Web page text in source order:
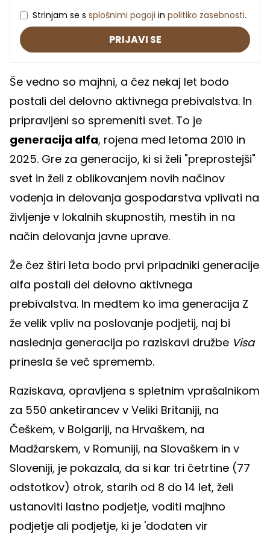
Strinjam se s splošnimi pogoji in politiko zasebnosti.
PRIJAVI SE
Še vedno so majhni, a čez nekaj let bodo
postali del delovno aktivnega prebivalstva. In
pripravljeni so spremeniti svet. To je
generacija alfa, rojena med letoma 2010 in
2025. Gre za generacijo, ki si želi "preprostejši"
svet in želi z oblikovanjem novih načinov
vodenja in delovanja gospodarstva vplivati na
življenje v lokalnih skupnostih, mestih in na
način delovanja javne uprave.
Že čez štiri leta bodo prvi pripadniki generacije
alfa postali del delovno aktivnega
prebivalstva. In medtem ko ima generacija Z
že velik vpliv na poslovanje podjetij, naj bi
naslednja generacija po raziskavi družbe Visa
prinesla še več sprememb.
Raziskava, opravljena s spletnim vprašalnikom
za 550 anketirancev v Veliki Britaniji, na
Češkem, v Bolgariji, na Hrvaškem, na
Madžarskem, v Romuniji, na Slovaškem in v
Sloveniji, je pokazala, da si kar tri četrtine (77
odstotkov) otrok, starih od 8 do 14 let, želi
ustanoviti lastno podjetje, voditi majhno
podjetje ali podjetje, ki je 'dodaten vir